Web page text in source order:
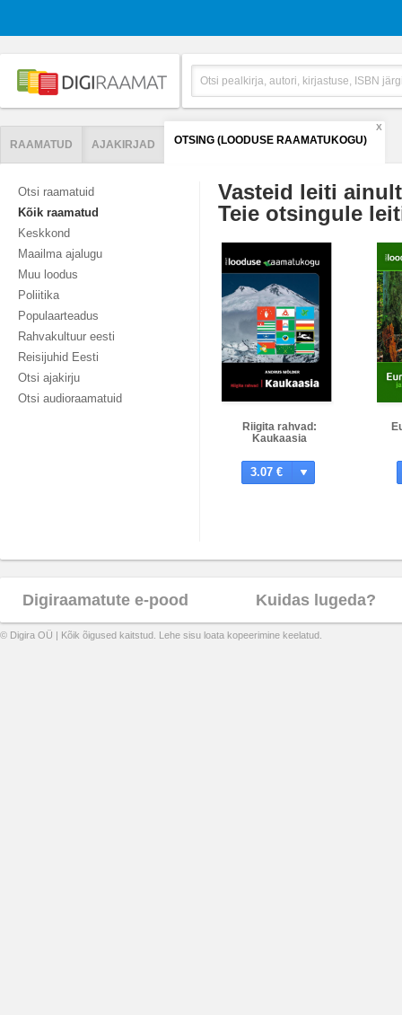
RAAMATUD AJAKIRJAD OTSING (LOODUSE RAAMATUKOGU)
X
Otsi raamatuid
Kõik raamatud
Keskkond
Maailma ajalugu
Muu loodus
Poliitika
Populaarteadus
Rahvakultuur eesti
Reisijuhid Eesti
Otsi ajakirju
Otsi audioraamatuid
Vasteid leiti
Teie otsingule
Riigita rahvad:
Kaukaasia
3.07 €
Digiraamatute e-pood Kuidas lugeda?
© Digira OÜ | Kõik õigused kaitstud. Lehe sisu loata kopeerimine keelatud.